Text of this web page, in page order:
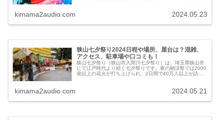
kimama2audio.com 2024.05.23
狭山七夕祭り2024日程や場所、屋台は？混雑、
アクセス、駐車場や口コミも！
狭山七夕祭り（狭山市入間川七夕祭り）は、埼玉県狭山市
にて江戸時代より続く七夕祭りです。夜の納涼祭では2000
発以上の花火が打ち上げられ、2日間で40万人以上が訪れ
kimama2audio.com 2024.05.21